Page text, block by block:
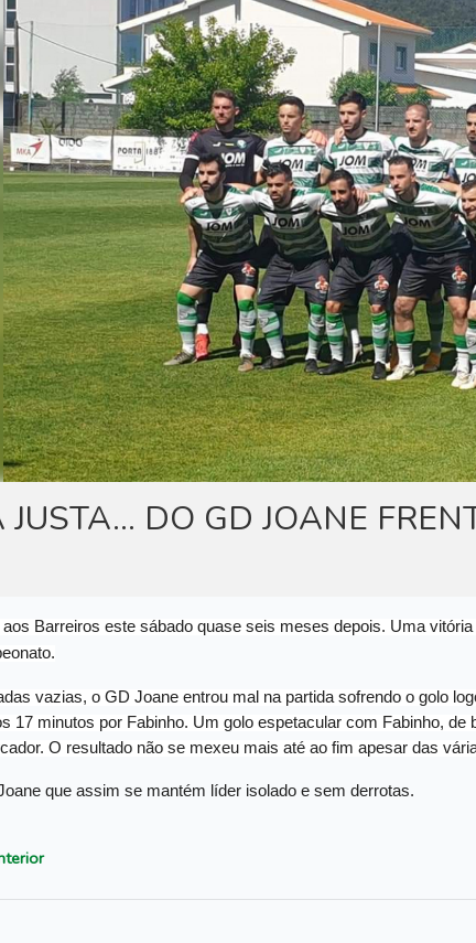
DO GD JOANE
Barreiros este sábado quase seis meses depois. Uma
vazias, o GD Joane entrou mal na partida sofrendo o golo
1️7 minutos por Fabinho. Um golo espetacular com Fabinho, de
O resultado não se mexeu mais até ao fim apesar das
que assim se mantém líder isolado e sem derrotas.